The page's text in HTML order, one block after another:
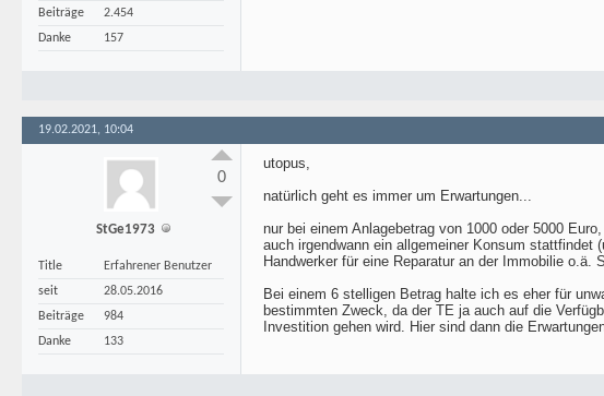
Beiträge
2.454
Danke
157
19.02.2021, 10:04
StGe1973
Title
Erfahrener Benutzer
seit
28.05.2016
Beiträge
984
Danke
133
0
utopus,
natürlich geht es immer um Erwartungen...
nur bei einem Anlagebetrag von 1000 oder 5000
auch irgendwann ein allgemeiner Konsum
Handwerker für eine Reparatur an der Immobilie
Bei einem 6 stelligen Betrag halte ich es eher für
bestimmten Zweck, da der TE ja auch auf die
Investition gehen wird. Hier sind dann die